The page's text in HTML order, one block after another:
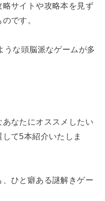
サイトや攻略本を見ず
です。
うな頭脳派なゲームが多
なたにオススメしたい
て5本紹介いたしま
ひと癖ある謎解きゲー